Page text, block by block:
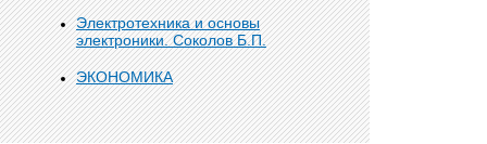
Электротехника и основы
электроники. Соколов Б.П.
ЭКОНОМИКА